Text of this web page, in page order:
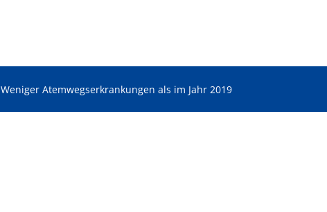
Weniger Atemwegserkrankungen als im Jahr 2019